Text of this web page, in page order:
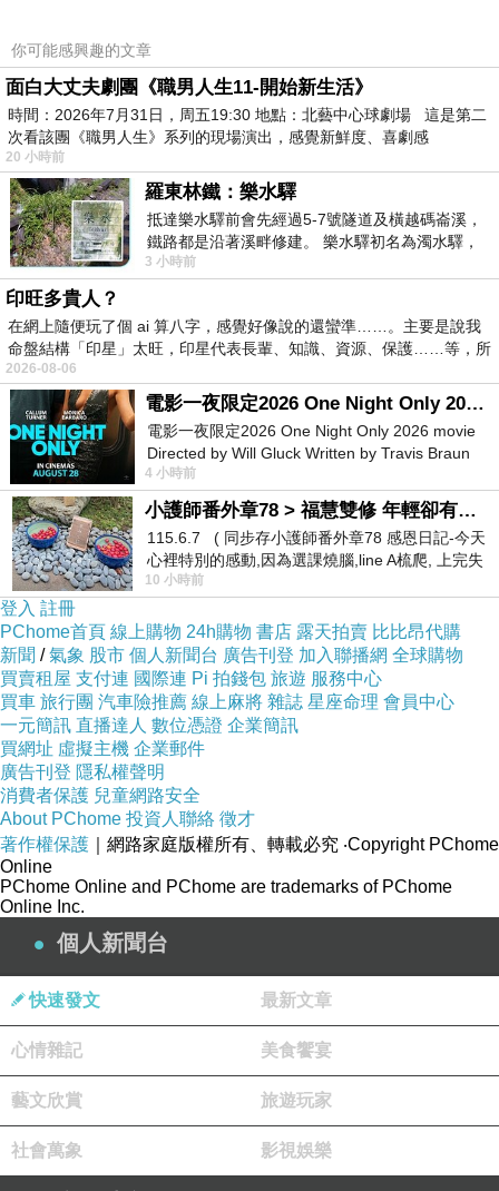
觀。
進大門後首先映入眼簾的是玄關，照片是玄關墻裝飾+玄
關櫃。黑色大理石面除了方便清理外也是進門後鑰匙與迎
你可能感興趣的文章
面白大丈夫劇團《職男人生11-開始新生活》
時間：2026年7月31日，周五19:30 地點：北藝中心球劇場 這是第二
次看該團《職男人生》系列的現場演出，感覺新鮮度、喜劇感
20 小時前
羅東林鐵：樂水驛
抵達樂水驛前會先經過5-7號隧道及橫越碼崙溪，
鐵路都是沿著溪畔修建。 樂水驛初名為濁水驛，
但因與臺鐵集集線車站同名，於1953
3 小時前
印旺多貴人？
在網上隨便玩了個 ai 算八字，感覺好像說的還蠻準……。主要是說我
命盤結構「印星」太旺，印星代表長輩、知識、資源、保護……等，所
2026-08-06
電影一夜限定2026 One Night Only 2026 movie
電影一夜限定2026 One Night Only 2026 movie
Directed by Will Gluck Written by Travis Braun
Starring Monica Barbaro
4 小時前
小護師番外章78 > 福慧雙修 年輕卻有個老靈魂 ㄑ金剛經〉podcast
115.6.7 ( 同步存小護師番外章78 感恩日記-今天
心裡特別的感動,因為選課燒腦,line A梳爬, 上完失
智課的她,特來傾
10 小時前
登入 註冊
PChome首頁 線上購物 24h購物 書店 露天拍賣 比比昂代購
新聞 /氣象 股市 個人新聞台 廣告刊登 加入聯播網 全球購物
買賣租屋 支付連 國際連 Pi 拍錢包 旅遊 服務中心
買車 旅行團 汽車險推薦 線上麻將 雜誌 星座命理 會員中心
一元簡訊 直播達人 數位憑證 企業簡訊
買網址 虛擬主機 企業郵件
廣告刊登 隱私權聲明
消費者保護 兒童網路安全
About PChome 投資人聯絡 徵才
著作權保護 ｜網路家庭版權所有、轉載必究 ‧Copyright PChome
Online
PChome Online and PChome are trademarks of PChome
Online Inc.
個人新聞台
快速發文 最新文章
心情雜記 美食饗宴
藝文欣賞 旅遊玩家
社會萬象 影視娛樂